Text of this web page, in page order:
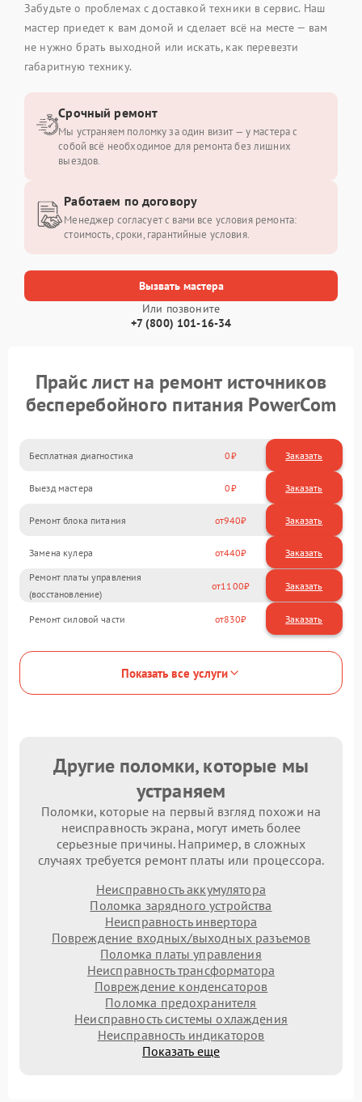
Забудьте о проблемах с доставкой техники в сервис. Наш
мастер приедет к вам домой и сделает всё на месте — вам
не нужно брать выходной или искать, как перевезти
габаритную технику.
Вызвать мастера
Или позвоните
+7 (800) 101-16-34
Срочный ремонт
Мы устраняем поломку за один визит — у мастера с
собой всё необходимое для ремонта без лишних
выездов.
Работаем по договору
Менеджер согласует с вами все условия ремонта:
стоимость, сроки, гарантийные условия.
Прайс лист на ремонт источников
бесперебойного питания PowerCom
Бесплатная диагностика 0 Заказать
Выезд мастера 0 Заказать
Ремонт блока питания 940
Замена кулера 440
Ремонт платы управления
(восстановление)
1100
Ремонт силовой части 830
Показать все услуги
Другие поломки, которые мы
устраняем
Поломки, которые на первый взгляд похожи на
неисправность экрана, могут иметь более
серьезные причины. Например, в сложных
случаях требуется ремонт платы или процессора.
Неисправность аккумулятора
Поломка зарядного устройства
Неисправность инвертора
Повреждение входных/выходных разъемов
Поломка платы управления
Неисправность трансформатора
Повреждение конденсаторов
Поломка предохранителя
Неисправность системы охлаждения
Неисправность индикаторов
Показать еще